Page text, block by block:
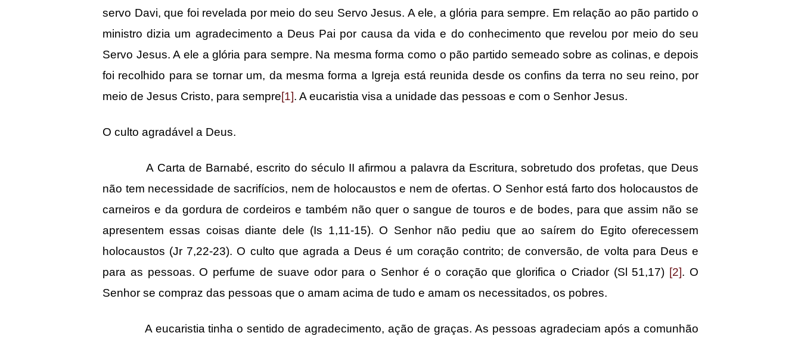
servo Davi, que foi revelada por meio do seu Servo Jesus. A ele, a glória para sempre. Em relação ao pão partido o
ministro dizia um agradecimento a Deus Pai por causa da vida e do conhecimento que revelou por meio do seu
Servo Jesus. A ele a glória para sempre. Na mesma forma como o pão partido semeado sobre as colinas, e depois
foi recolhido para se tornar um, da mesma forma a Igreja está reunida desde os confins da terra no seu reino, por
meio de Jesus Cristo, para sempre[1]. A eucaristia visa a unidade das pessoas e com o Senhor Jesus.
O culto agradável a Deus.
A Carta de Barnabé, escrito do século II afirmou a palavra da Escritura, sobretudo dos profetas, que Deus
não tem necessidade de sacrifícios, nem de holocaustos e nem de ofertas. O Senhor está farto dos holocaustos de
carneiros e da gordura de cordeiros e também não quer o sangue de touros e de bodes, para que assim não se
apresentem essas coisas diante dele (Is 1,11-15). O Senhor não pediu que ao saírem do Egito oferecessem
holocaustos (Jr 7,22-23). O culto que agrada a Deus é um coração contrito; de conversão, de volta para Deus e
para as pessoas. O perfume de suave odor para o Senhor é o coração que glorifica o Criador (Sl 51,17) [2]. O
Senhor se compraz das pessoas que o amam acima de tudo e amam os necessitados, os pobres.
A eucaristia tinha o sentido de agradecimento, ação de graças. As pessoas agradeciam após a comunhão